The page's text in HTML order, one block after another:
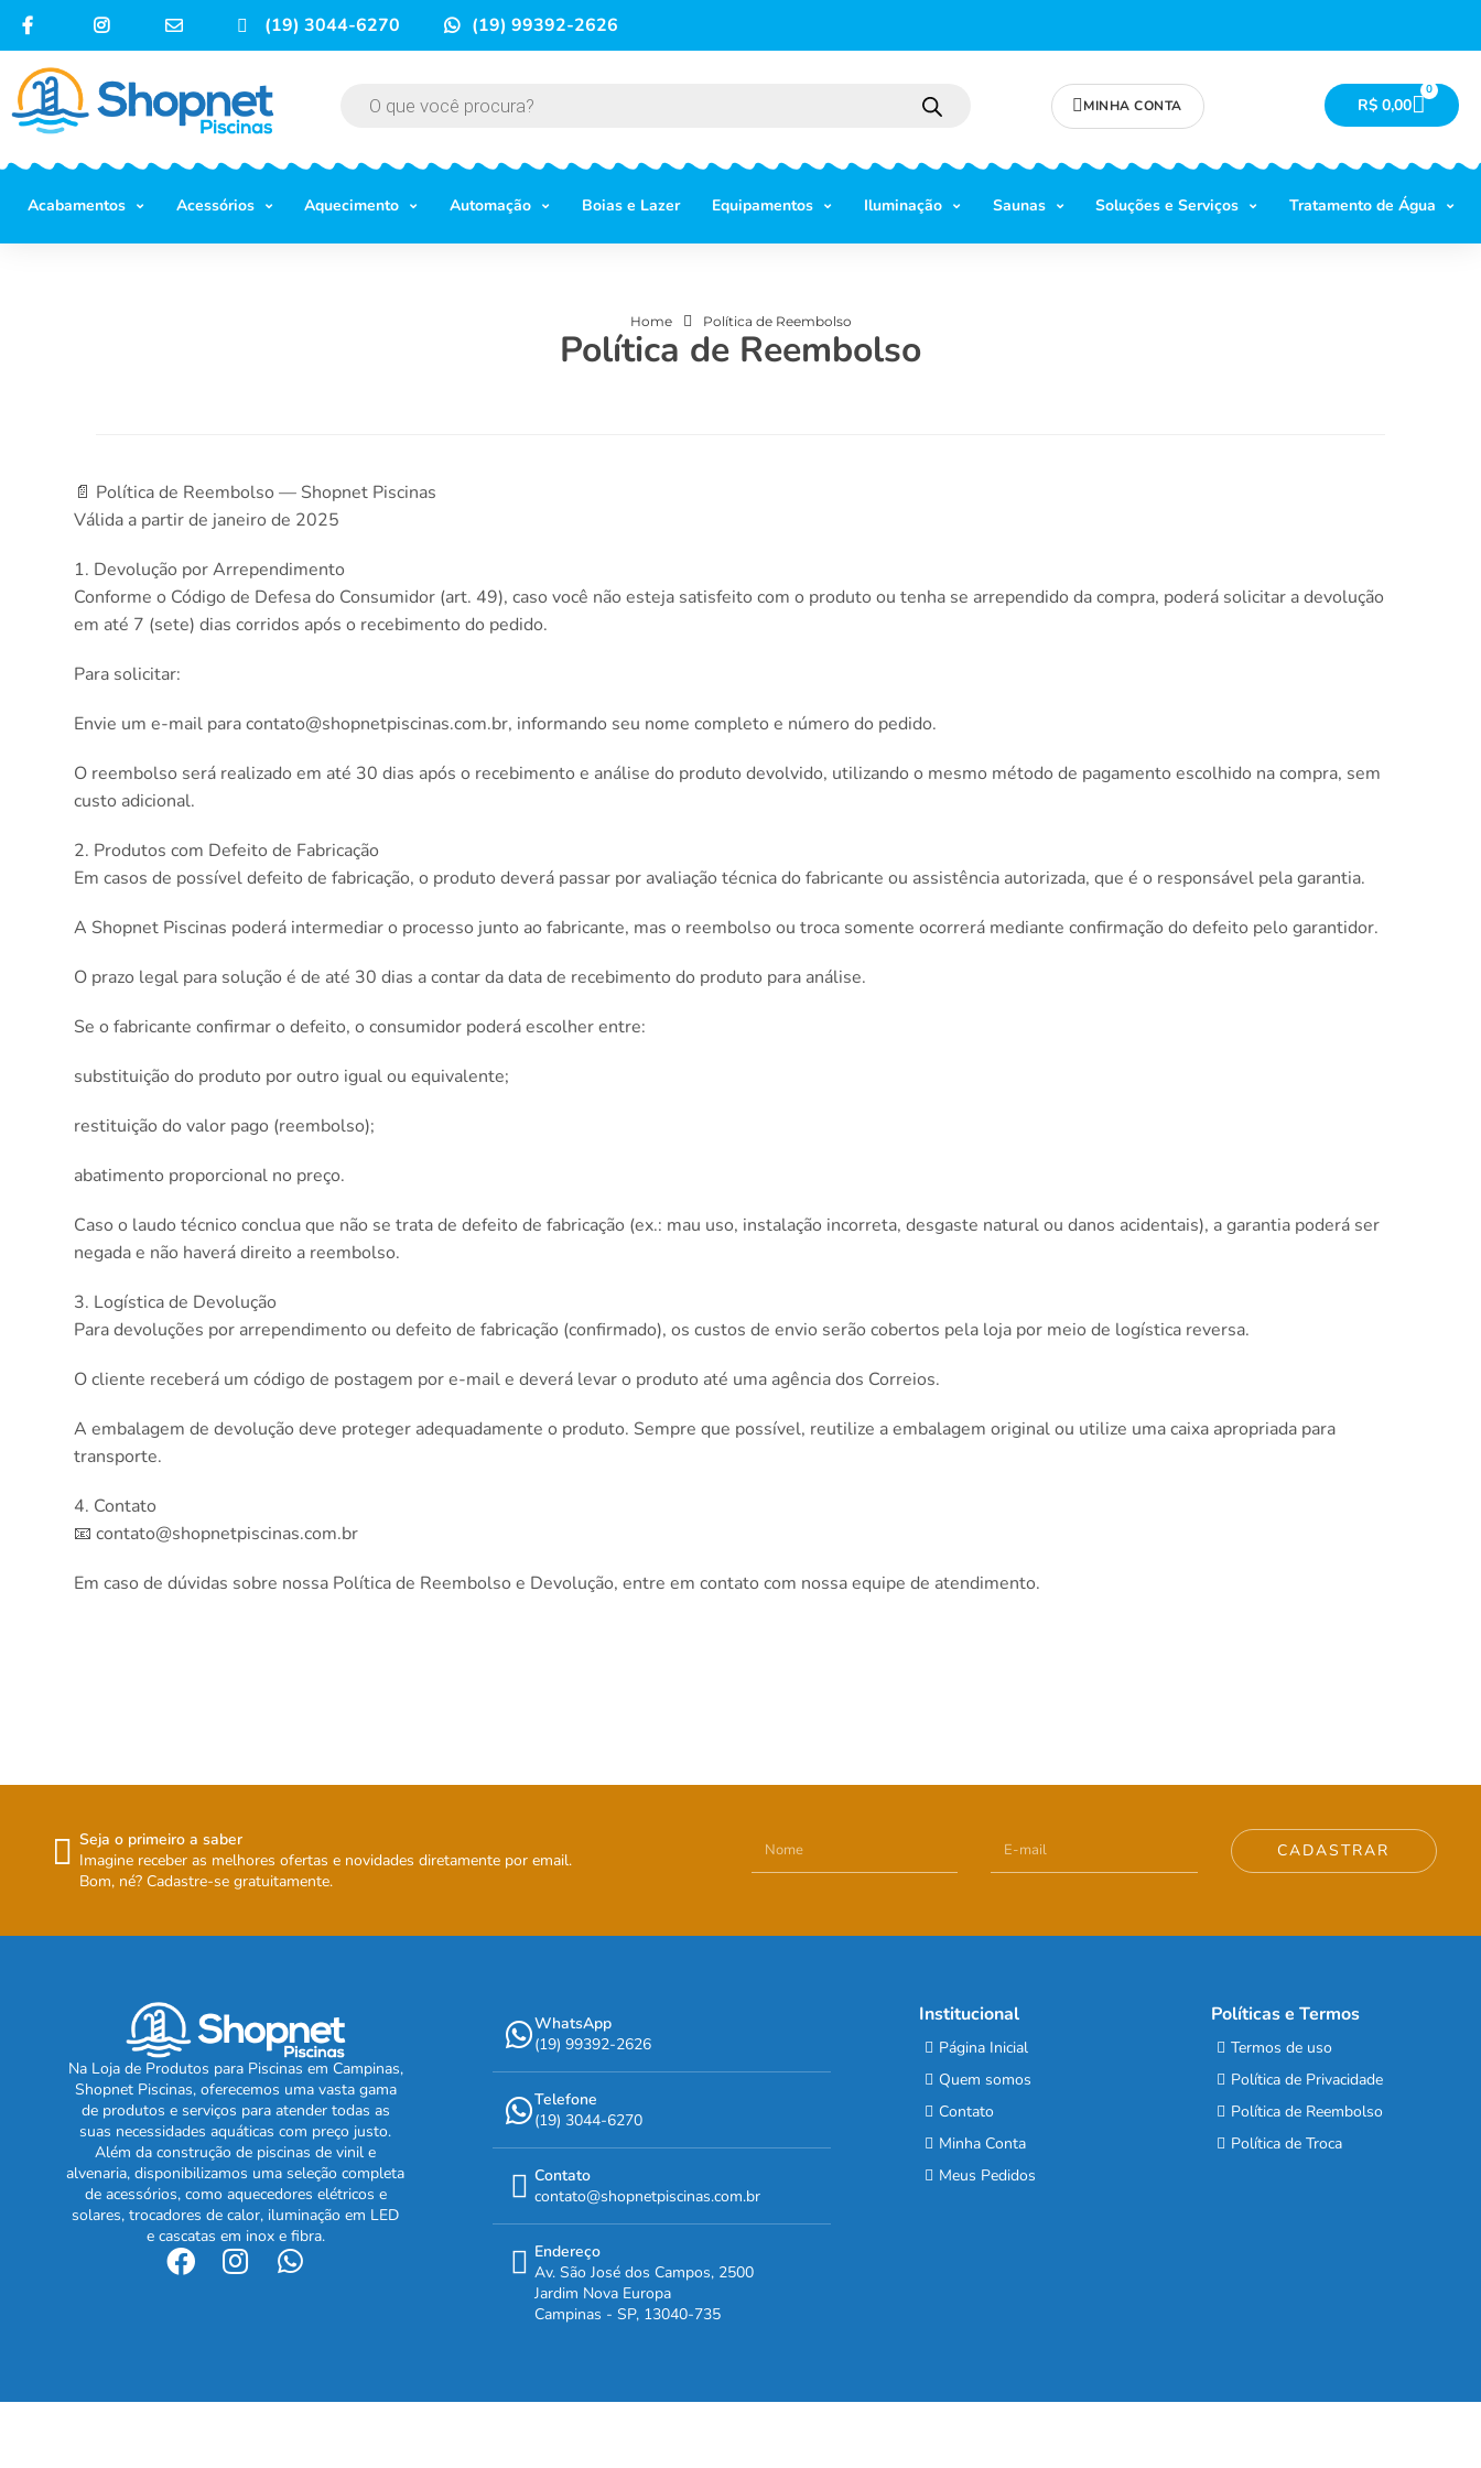
(19) 3044-6270 (19) 99392-2626
MINHA CONTA R$0,00
0
Acabamentos Acessórios Aquecimento Automação Boias e Lazer Equipamentos Iluminação Saunas Soluções e Serviços Tratamento de Água
Home Política de Reembolso
Política de Reembolso
📄 Política de Reembolso — Shopnet Piscinas
Válida a partir de janeiro de 2025
1. Devolução por Arrependimento
Conforme o Código de Defesa do Consumidor (art. 49), caso você não esteja satisfeito com o produto ou tenha se arrependido da compra, poderá solicitar a devolução
em até 7 (sete) dias corridos após o recebimento do pedido.
Para solicitar:
Envie um e-mail paracontato@shopnetpiscinas.com.br, informando seu nome completo e número do pedido.
O reembolso será realizado em até 30 dias após o recebimento e análise do produto devolvido, utilizando o mesmo método de pagamento escolhido na compra, sem
custo adicional.
2. Produtos com Defeito de Fabricação
Em casos de possível defeito de fabricação, o produto deverá passar por avaliação técnica do fabricante ou assistência autorizada, que é o responsável pela garantia.
A Shopnet Piscinas poderá intermediar o processo junto ao fabricante, mas o reembolso ou troca somente ocorrerá mediante confirmação do defeito pelo garantidor.
O prazo legal para solução é de até 30 dias a contar da data de recebimento do produto para análise.
Se o fabricante confirmar o defeito, o consumidor poderá escolher entre:
substituição do produto por outro igual ou equivalente;
restituição do valor pago (reembolso);
abatimento proporcional no preço.
Caso o laudo técnico conclua que não se trata de defeito de fabricação (ex.: mau uso, instalação incorreta, desgaste natural ou danos acidentais), a garantia poderá ser
negada e não haverá direito a reembolso.
3. Logística de Devolução
Para devoluções por arrependimento ou defeito de fabricação (confirmado), os custos de envio serão cobertos pela loja por meio de logística reversa.
O cliente receberá um código de postagem por e-mail e deverá levar o produto até uma agência dos Correios.
A embalagem de devolução deve proteger adequadamente o produto. Sempre que possível, reutilize a embalagem original ou utilize uma caixa apropriada para
transporte.
4. Contato
📧contato@shopnetpiscinas.com.br
Em caso de dúvidas sobre nossa Política de Reembolso e Devolução, entre em contato com nossa equipe de atendimento.
Seja o primeiro a saber
Imagine receber as melhores ofertas e novidades diretamente por email.
Bom, né? Cadastre-se gratuitamente.
CADASTRAR
Na Loja de Produtos para Piscinas em Campinas,
Shopnet Piscinas, oferecemos uma vasta gama
de produtos e serviços para atender todas as
suas necessidades aquáticas com preço justo.
Além da construção de piscinas de vinil e
alvenaria, disponibilizamos uma seleção completa
de acessórios, como aquecedores elétricos e
solares, trocadores de calor, iluminação em LED
e cascatas em inox e fibra.
WhatsApp
(19) 99392-2626
Telefone
(19) 3044-6270
Contato
contato@shopnetpiscinas.com.br
Endereço
Av. São José dos Campos, 2500
Jardim Nova Europa
Campinas - SP, 13040-735
Institucional
Página Inicial
Quem somos
Contato
Minha Conta
Meus Pedidos
Políticas e Termos
Termos de uso
Política de Privacidade
Política de Reembolso
Política de Troca